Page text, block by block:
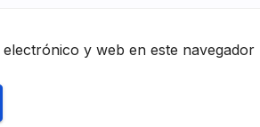
y web en este